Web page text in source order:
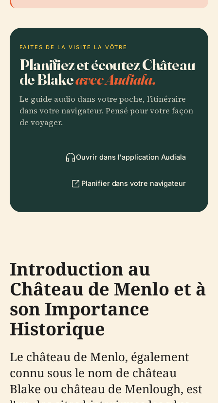
FAITES DE LA VISITE LA VÔTRE
Planifiez et écoutez Château
de Blakeavec Audiala.
Le guide audio dans votre poche, l'itinéraire
dans votre navigateur. Pensé pour votre façon
de voyager.
Ouvrir dans l'application Audiala
Planifier dans votre navigateur
Introduction au
Château de Menlo et à
son Importance
Historique
Le château de Menlo, également
connu sous le nom de château
Blake ou château de Menlough, est